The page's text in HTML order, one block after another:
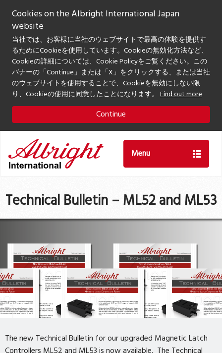
Cookies on the Albright International Japan
website
当社では、お客様に当社のウェブサイトで最高の体験を提供す
るためにCookieを使用しています。Cookieの無効化方法など、
Cookieの詳細については、Cookie Policyをご覧ください。この
バナーの「Continue」または「X」をクリックする、または当社
のウェブサイトを使用することで、Cookieを無効にしない限
り、Cookieの使用に同意したことになります。 Find out more
Continue
Menu
Technical Bulletin – ML52 and ML53
The new Technical Bulletin for our upgraded Magnetic Latch